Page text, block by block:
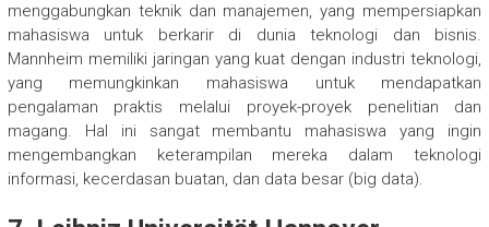
menggabungkan teknik dan manajemen, yang mempersiapkan
mahasiswa untuk berkarir di dunia teknologi dan bisnis.
Mannheim memiliki jaringan yang kuat dengan industri teknologi,
yang memungkinkan mahasiswa untuk mendapatkan
pengalaman praktis melalui proyek-proyek penelitian dan
magang. Hal ini sangat membantu mahasiswa yang ingin
mengembangkan keterampilan mereka dalam teknologi
informasi, kecerdasan buatan, dan data besar (big data).